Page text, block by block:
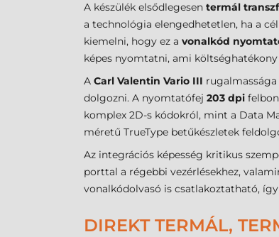
A készülék elsődlegesen termál
a technológia elengedhetetlen, ha a
kiemelni, hogy ez a vonalkód
képes nyomtatni, ami
A Carl Valentin Vario III
dolgozni. A nyomtatófej 203 dpi
komplex 2D-s kódokról, mint a Data
méretű TrueType betűkészletek
Az integrációs képesség kritikus
porttal a régebbi vezérlésekhez,
vonalkódolvasó is csatlakoztatható, így
DIREKT TERMÁL,